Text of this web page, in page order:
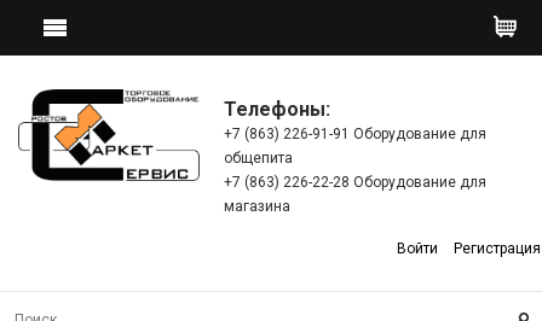
Телефоны:
+7 (863) 226-91-91 Оборудование для
общепита
+7 (863) 226-22-28 Оборудование для
магазина
Войти Регистрация